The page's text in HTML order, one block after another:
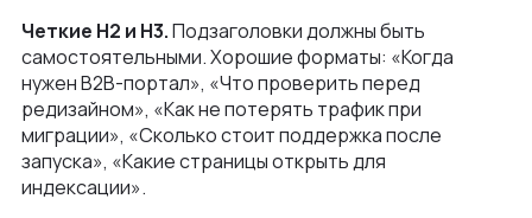
Четкие H2 и H3.Подзаголовки должны быть
самостоятельными. Хорошие форматы: «Когда
нужен B2B-портал», «Что проверить перед
редизайном», «Как не потерять трафик при
миграции», «Сколько стоит поддержка после
запуска», «Какие страницы открыть для
индексации».